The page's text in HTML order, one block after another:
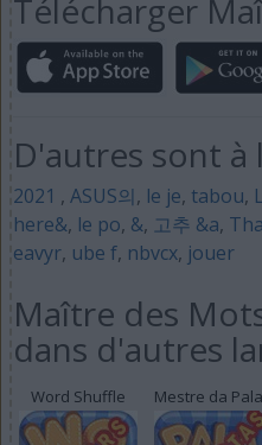
Télécharger
D'autres sont à
2021 , ASUS의, le je, tabou,
here&, le po, &, 고추 &a,
eavyr, ube f, nbvcx, jouer
Maître des
dans d'autres
Word Shuffle Mestre da